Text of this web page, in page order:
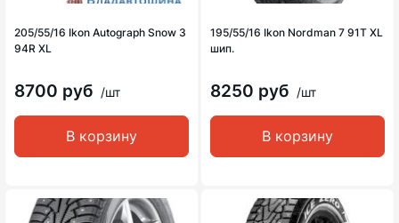
205/55/16 Ikon Autograph Snow 3
94R XL
8700 руб /шт
В корзину
195/55/16 Ikon Nordman 7 91T XL
шип.
8250 руб /шт
В корзину